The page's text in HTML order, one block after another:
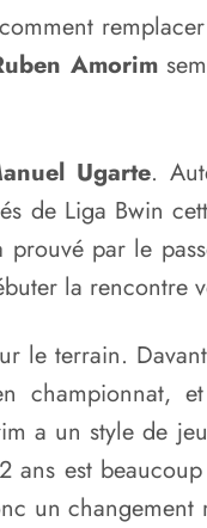
Amorim
Ugarte.
de Liga Bwin
par le
la rencontre
le terrain.
championnat,
a un style de
ans est
un changement